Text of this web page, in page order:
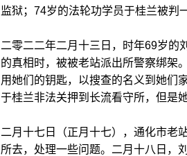
监狱；74岁的法轮功学员于桂兰被判
二零二二年二月十三日，时年69岁的
的真相时，被被老站派出所警察绑架
用她们的钥匙，以搜查的名义到她们
于桂兰非法关押到长流看守所，但是
二月十七日（正月十七），通化市老
所去，处理一些问题。二月十八日，